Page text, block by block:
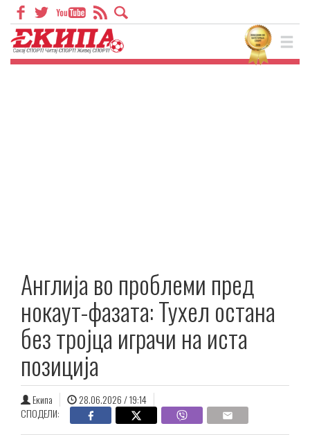
Англија во проблеми пред
нокаут-фазата: Тухел остана
без тројца играчи на иста
позиција
Екипа
28.06.2026 / 19:14
СПОДЕЛИ: